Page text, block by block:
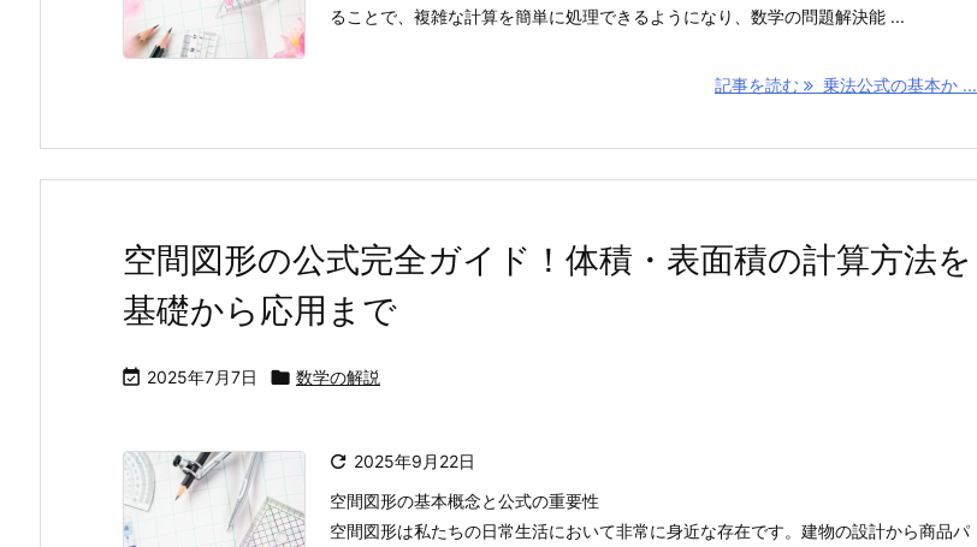
ることで、複雑な計算を簡単に処理できるようになり、数学の問題解決能 ...
記事を読む 乗法公式の基本か ...
空間図形の公式完全ガイド！体積・表面積の計算方法を
基礎から応用まで
 2025年7月7日  数学の解説
 2025年9月22日
空間図形の基本概念と公式の重要性
空間図形は私たちの日常生活において非常に身近な存在です。建物の設計から商品パ